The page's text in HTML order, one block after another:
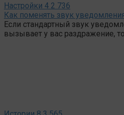
Настройки 4 2 736
Как поменять звук
Если стандартный звук
вызывает у вас раздражение,